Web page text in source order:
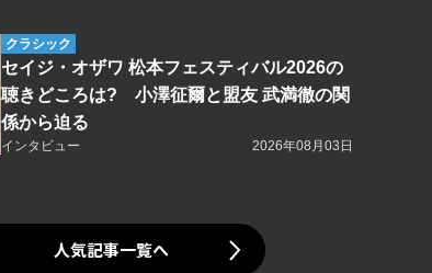
クラシック
セイジ・オザワ 松本フェスティバル2026の
聴きどころは? 小澤征爾と盟友 武満徹の関
係から迫る
インタビュー 2026年08月03日
人気記事一覧へ